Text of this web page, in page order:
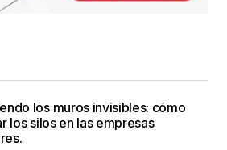
los muros invisibles: cómo
los silos en las empresas